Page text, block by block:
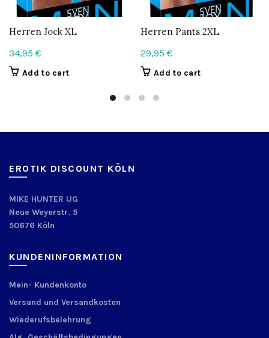
Herren Jock XL
34,95 €
Add to cart
Herren Pants 2XL
29,95 €
Add to cart
EROTIK DISCOUNT KÖLN
MIKE HUNTER UG
Neue Weyerstr. 5
50676 Köln
KUNDENINFORMATION
Mein- Kundenkonto
Versand und Versandkosten
Wiederufsbelehrung